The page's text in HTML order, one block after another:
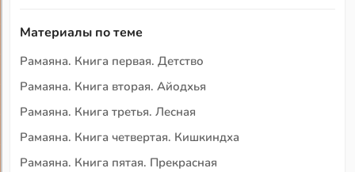
Материалы по теме
Рамаяна. Книга первая. Детство
Рамаяна. Книга вторая. Айодхья
Рамаяна. Книга третья. Лесная
Рамаяна. Книга четвертая. Кишкиндха
Рамаяна. Книга пятая. Прекрасная